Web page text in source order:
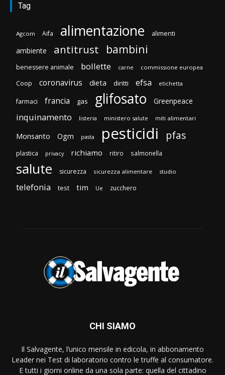
Tag
Agcom Aifa alimentazione alimenti
ambiente antitrust bambini
benessere animale bollette carne commissione europea
Coop coronavirus dieta diritti efsa etichetta
farmaci francia gas glifosato Greenpeace
inquinamento listeria ministero salute miti alimentari
Monsanto Ogm pasta pesticidi pfas
plastica privacy richiamo ritiro salmonella
salute sicurezza sicurezza alimentare studio
telefonia test tim Ue zucchero
CHI SIAMO
Il Salvagente, l’unico mensile in edicola, in abbonamento
Leader nei Test di laboratorio contro le truffe al consumatore.
E tutti i giorni online da una sola parte: quella del cittadino